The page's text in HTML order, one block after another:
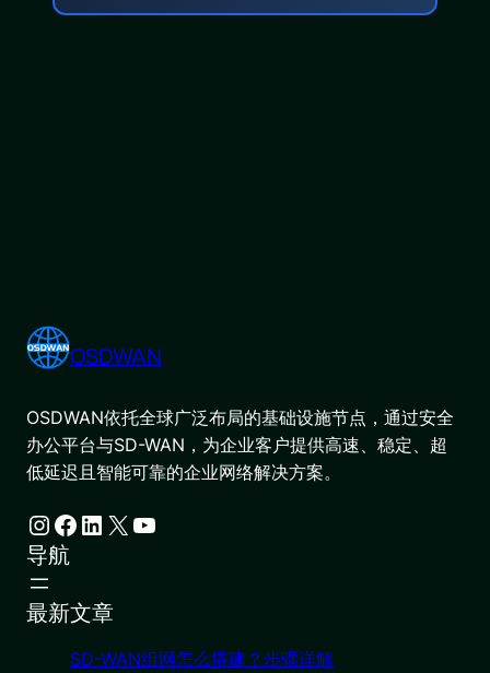
OSDWAN
OSDWAN依托全球广泛布局的基础设施节点，通过安全
办公平台与SD-WAN，为企业客户提供高速、稳定、超
低延迟且智能可靠的企业网络解决方案。
Instagram Facebook LinkedIn X YouTube
导航
最新文章
SD-WAN组网怎么搭建？步骤详解